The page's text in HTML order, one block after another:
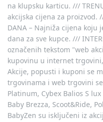
na klupsku karticu. ///
akcijska cijena za proizvod.
DANA – Najniža cijena koju
dana za sve kupce. ///
označenih tekstom "web
kupovinu u internet
Akcije, popusti i kuponi se
trgovinama i web trgovini
Platinum, Cybex Balios S
Baby Brezza, Scoot&Ride,
BabyZen su isključeni iz